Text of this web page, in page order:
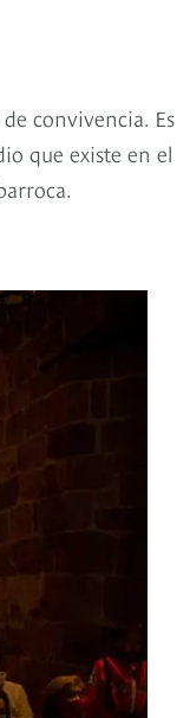
convivencia. Es
que existe en el